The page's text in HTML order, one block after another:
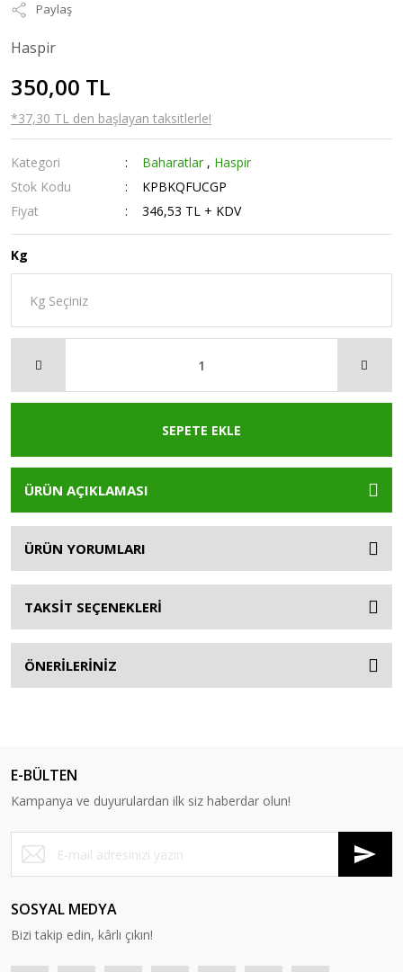
Paylaş
Haspir
350,00 TL
*37,30 TL den başlayan taksitlerle!
Kategori Baharatlar , Haspir
Stok Kodu
KPBKQFUCGP
Fiyat
346,53 TL + KDV
Kg
SEPETE EKLE
ÜRÜN AÇIKLAMASI
ÜRÜN YORUMLARI
TAKSİT SEÇENEKLERİ
ÖNERİLERİNİZ
E-BÜLTEN
Kampanya ve duyurulardan ilk siz haberdar olun!
SOSYAL MEDYA
Bizi takip edin, kârlı çıkın!